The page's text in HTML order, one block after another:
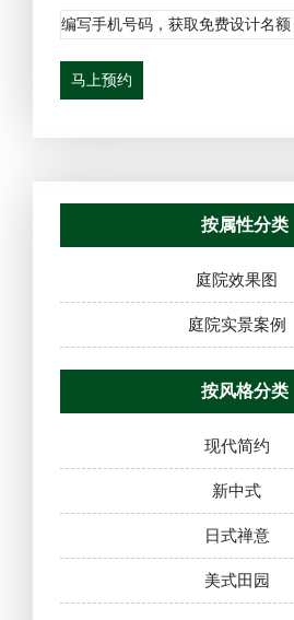
马上预约
按属性分类
庭院效果图
庭院实景案例
按风格分类
现代简约
新中式
日式禅意
美式田园